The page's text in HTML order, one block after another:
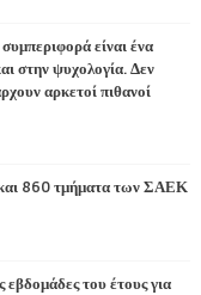
είναι ένα
στην ψυχολογία. Δεν
αρκετοί πιθανοί
και 860 τμήματα των ΣΑΕΚ
εβδομάδες του έτους για